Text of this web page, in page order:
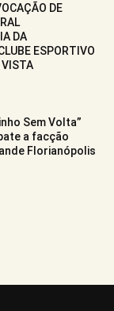
DE
DA
ESPORTIVO
VISTA
Sem Volta”
a facção
Florianópolis